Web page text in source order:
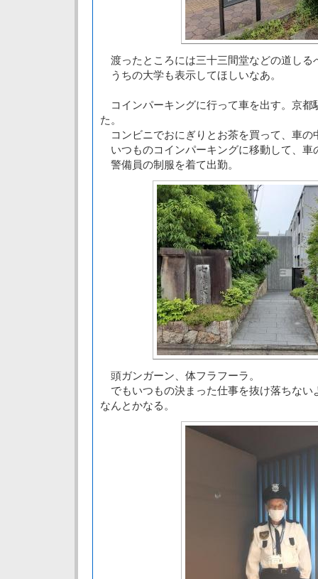
渡ったところには三十三間堂などの道しる
うちの大学も表示してほしいなあ。
コインパーキングに行って車を出す。京都
た。
コンビニでおにぎりとお茶を買って、車の
いつものコインパーキングに移動して、車
警備員の制服を着て出勤。
頭ガンガーン、体フラフーラ。
でもいつもの決まった仕事を抜け落ちない
なんとかなる。